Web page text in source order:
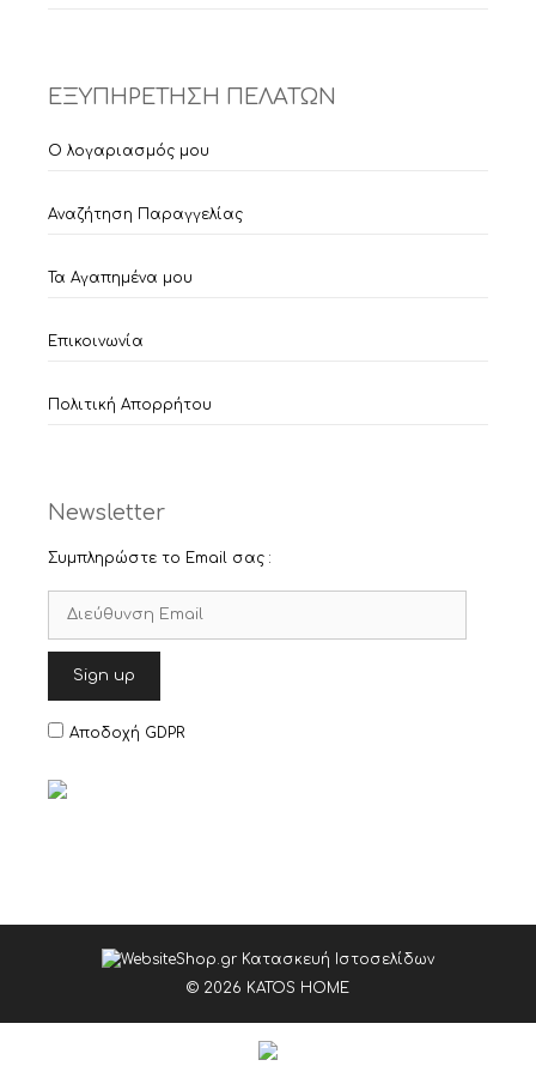
ΕΞΥΠΗΡΕΤΗΣΗ ΠΕΛΑΤΩΝ
Ο λογαριασμός μου
Αναζήτηση Παραγγελίας
Τα Αγαπημένα μου
Επικοινωνία
Πολιτική Απορρήτου
Newsletter
Συμπληρώστε το Email σας :
Αποδοχή GDPR
© 2026 KATOS HOME